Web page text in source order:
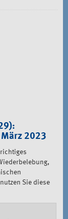
2023
Sie diese